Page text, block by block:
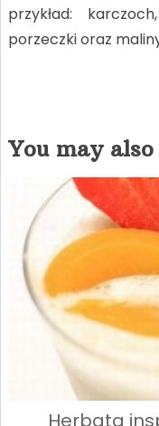
przykład:
porzeczki oraz
You may
Herbata